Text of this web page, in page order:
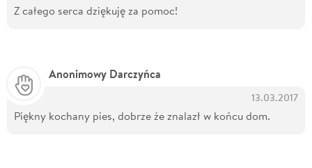
Z całego serca dziękuję za pomoc!
Anonimowy Darczyńca
13.03.2017
Piękny kochany pies, dobrze że znalazł w końcu dom.